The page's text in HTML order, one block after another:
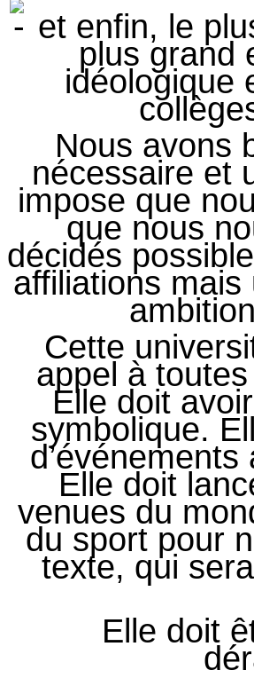
et enfin, le
plus grand
idéologique
Nous avons
nécessaire et
impose que
que nous
décidés
affiliations
Cette
appel à
Elle doit
symbolique.
Elle doit
venues du
du sport pour
texte, qui
Elle doit